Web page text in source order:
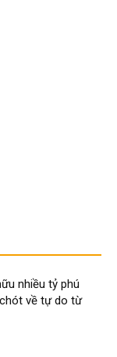
nhiều tỷ phú
về tự do từ